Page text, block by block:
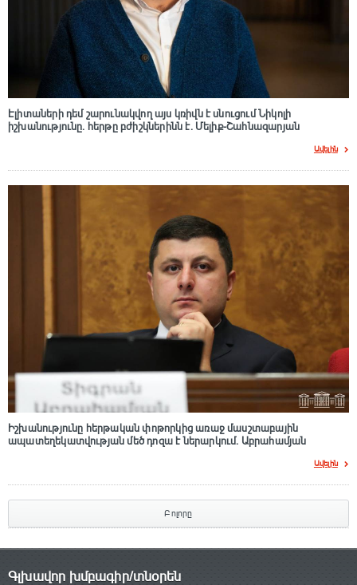
Էլիտաների դեմ շարունակվող այս կռիվն է սնուցում Նիկոլի
իշխանությունը. հերթը բժիշկներինն է. Մելիք-Շահնազարյան
Ավելին
Իշխանությունը հերթական փոթորկից առաջ մասշտաբային
ապատեղեկատվության մեծ դnզա է ներարկում․ Աբրահամյան
Ավելին
Բոլորը
Գլխավոր խմբագիր/տնօրեն